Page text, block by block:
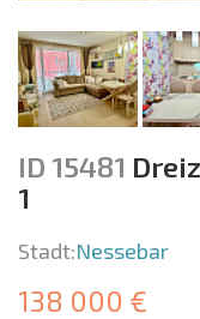
ID 15481
1
Stadt:Nessebar
138 000 €